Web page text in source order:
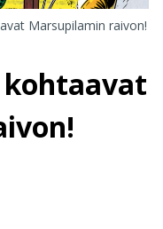
Marsupilamin raivon!
kohtaavat